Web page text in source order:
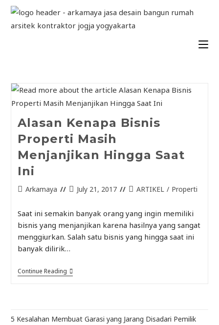
Alasan Kenapa Bisnis
Properti Masih
Menjanjikan Hingga Saat
Ini
Arkamaya July 21, 2017 ARTIKEL / Properti
Saat ini semakin banyak orang yang ingin memiliki
bisnis yang menjanjikan karena hasilnya yang sangat
menggiurkan. Salah satu bisnis yang hingga saat ini
banyak dilirik…
Continue Reading
5 Kesalahan Membuat Garasi yang Jarang Disadari Pemilik